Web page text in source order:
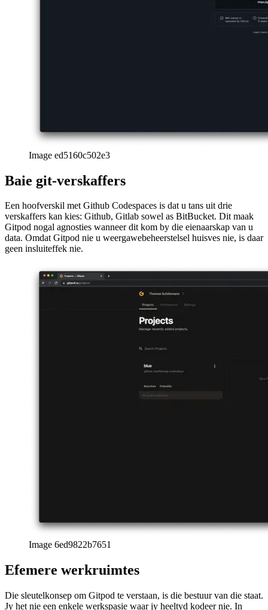
Image ed5160c502e3
Baie git-verskaffers
Een hoofverskil met Github Codespaces is dat u tans uit drie
verskaffers kan kies: Github, Gitlab sowel as BitBucket. Dit maak
data. Omdat Gitpod nie u weergawebeheerstelsel huisves nie, is daar
geen insluiteffek nie.
Image 6ed9822b7651
Efemere werkruimtes